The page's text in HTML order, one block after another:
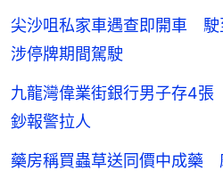
尖沙咀私家車遇查即開車
涉停牌期間駕駛
九龍灣偉業街銀行男子存4
鈔報警拉人
藥房稱買蟲草送同價中成藥